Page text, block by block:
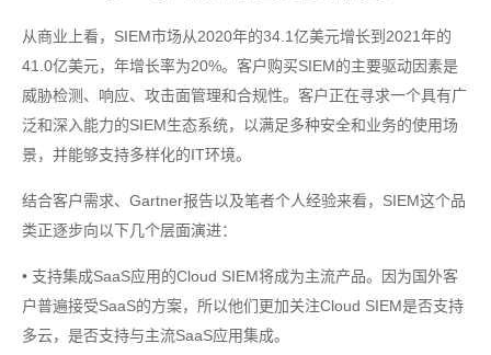
从商业上看，SIEM市场从2020年的34.1亿美元增长到2021年的
41.0亿美元，年增长率为20%。客户购买SIEM的主要驱动因素是
威胁检测、响应、攻击面管理和合规性。客户正在寻求一个具有广
泛和深入能力的SIEM生态系统，以满足多种安全和业务的使用场
景，并能够支持多样化的IT环境。
结合客户需求、Gartner报告以及笔者个人经验来看，SIEM这个品
类正逐步向以下几个层面演进：
• 支持集成SaaS应用的Cloud SIEM将成为主流产品。因为国外客
户普遍接受SaaS的方案，所以他们更加关注Cloud SIEM是否支持
多云，是否支持与主流SaaS应用集成。